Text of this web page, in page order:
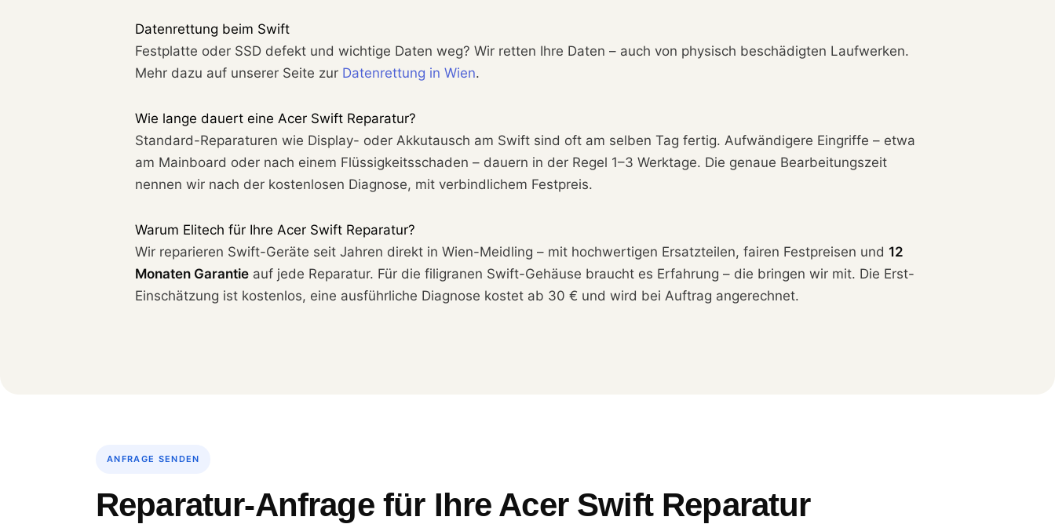
Datenrettung beim Swift
Festplatte oder SSD defekt und wichtige Daten weg? Wir retten Ihre Daten – auch von physisch beschädigten Laufwerken.
Mehr dazu auf unserer Seite zur Datenrettung in Wien.
Wie lange dauert eine Acer Swift Reparatur?
Standard-Reparaturen wie Display- oder Akkutausch am Swift sind oft am selben Tag fertig. Aufwändigere Eingriffe – etwa
am Mainboard oder nach einem Flüssigkeitsschaden – dauern in der Regel 1–3 Werktage. Die genaue Bearbeitungszeit
nennen wir nach der kostenlosen Diagnose, mit verbindlichem Festpreis.
Warum Elitech für Ihre Acer Swift Reparatur?
Wir reparieren Swift-Geräte seit Jahren direkt in Wien-Meidling – mit hochwertigen Ersatzteilen, fairen Festpreisen und 12
Monaten Garantie auf jede Reparatur. Für die filigranen Swift-Gehäuse braucht es Erfahrung – die bringen wir mit. Die Erst-
Einschätzung ist kostenlos, eine ausführliche Diagnose kostet ab 30 € und wird bei Auftrag angerechnet.
ANFRAGE SENDEN
Reparatur-Anfrage für Ihre Acer Swift Reparatur